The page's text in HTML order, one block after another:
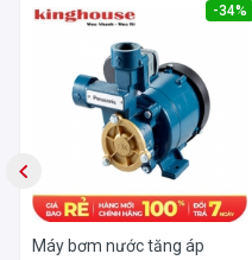
Thời gian bảo hành:
-34%
Máy bơm nước tăng áp